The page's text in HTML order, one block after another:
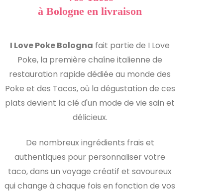
à Bologne en livraison
I Love Poke Bologna fait partie de I Love
Poke, la première chaîne italienne de
restauration rapide dédiée au monde des
Poke et des Tacos, où la dégustation de ces
plats devient la clé d'un mode de vie sain et
délicieux.
De nombreux ingrédients frais et
authentiques pour personnaliser votre
taco, dans un voyage créatif et savoureux
qui change à chaque fois en fonction de vos